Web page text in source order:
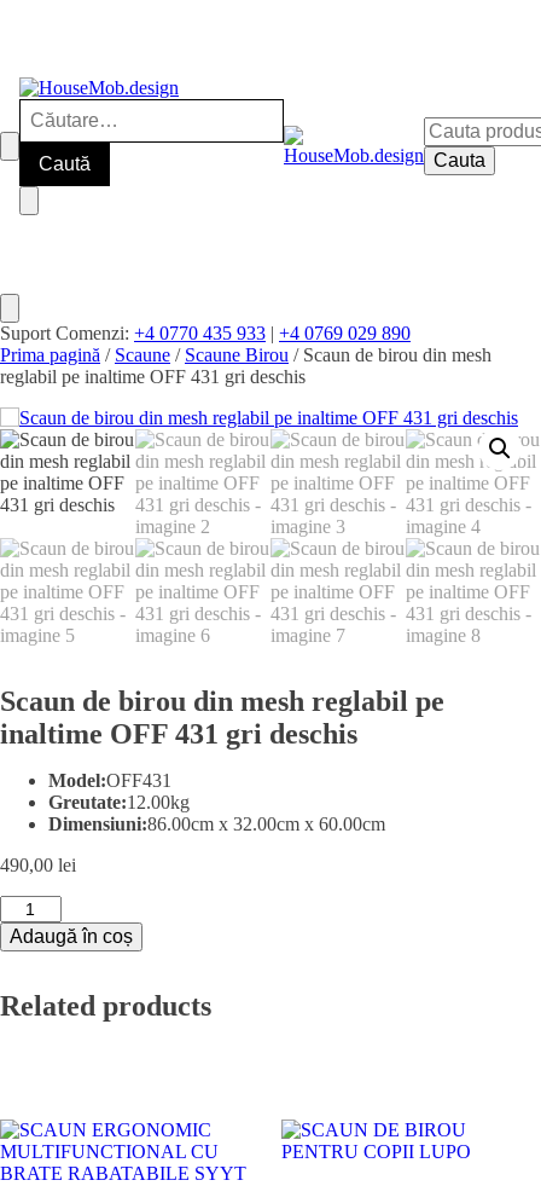
Caută
după:
Cauta
după:
Cauta
Suport Comenzi: +4 0770 435 933 | +4 0769 029 890
Prima pagină / Scaune / Scaune Birou / Scaun de birou din mesh
reglabil pe inaltime OFF 431 gri deschis
Scaun de birou din mesh reglabil pe
inaltime OFF 431 gri deschis
Model:OFF431
Greutate:12.00kg
Dimensiuni:86.00cm x 32.00cm x 60.00cm
490,00 lei
Cantitate
Scaun
de
din
mesh
431
gri
deschis
Adaugă în coș
Related products